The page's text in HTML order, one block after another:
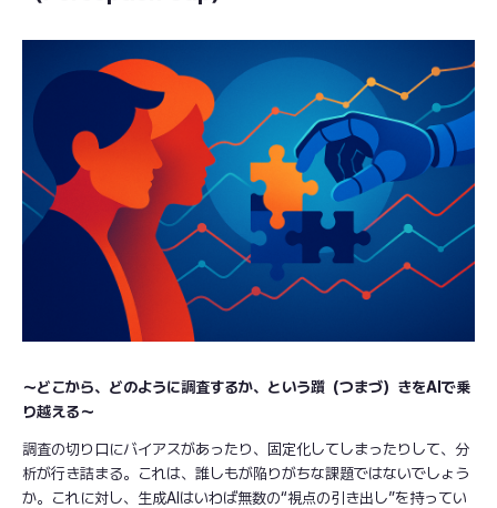
～どこから、どのように調査するか、という躓（つまづ）きをAIで乗
り越える～
調査の切り口にバイアスがあったり、固定化してしまったりして、分
析が行き詰まる。これは、誰しもが陥りがちな課題ではないでしょう
か。これに対し、生成AIはいわば無数の“視点の引き出し”を持ってい